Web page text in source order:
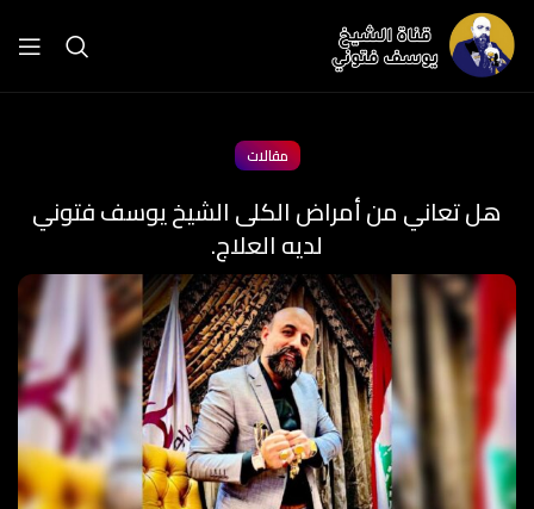
مقالات
هل تعاني من أمراض الكلى الشيخ يوسف فتوني
لديه العلاج.